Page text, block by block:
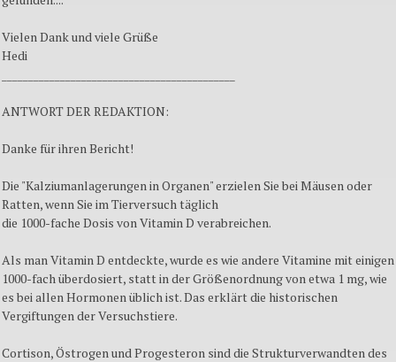
Vielen Dank und viele Grüße
Hedi
ANTWORT DER REDAKTION:
Danke für ihren Bericht!
Die "Kalziumanlagerungen in Organen" erzielen Sie bei Mäusen oder
Ratten, wenn Sie im Tierversuch täglich
die 1000-fache Dosis von Vitamin D verabreichen.
Als man Vitamin D entdeckte, wurde es wie andere Vitamine mit einigen
1000-fach überdosiert, statt in der Größenordnung von etwa 1 mg, wie
es bei allen Hormonen üblich ist. Das erklärt die historischen
Vergiftungen der Versuchstiere.
Cortison, Östrogen und Progesteron sind die Strukturverwandten des